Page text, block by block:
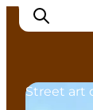
Street art